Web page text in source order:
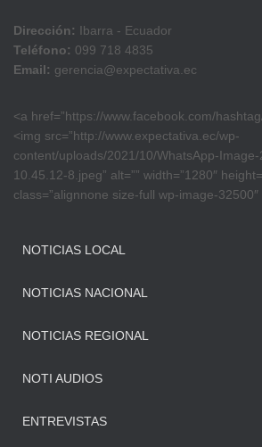
Dirección: Ibarra - Ecuador
Teléfono: 099 718 4835
Email: gerencia@expectativa.ec
<a href=”https://www.facebook.com/
<img src=”http://www.expectativa.ec/wp-
content/uploads/2021/10/WhatsApp-
10.45.12-8.jpeg” alt=”” width=”1280″
class=”alignnone size-full wp-image-32500″
NOTICIAS LOCAL
NOTICIAS NACIONAL
NOTICIAS REGIONAL
NOTI AUDIOS
ENTREVISTAS